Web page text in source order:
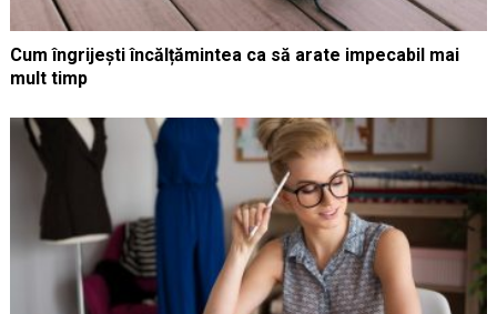
Cum îngrijești încălțămintea ca să arate impecabil mai
mult timp